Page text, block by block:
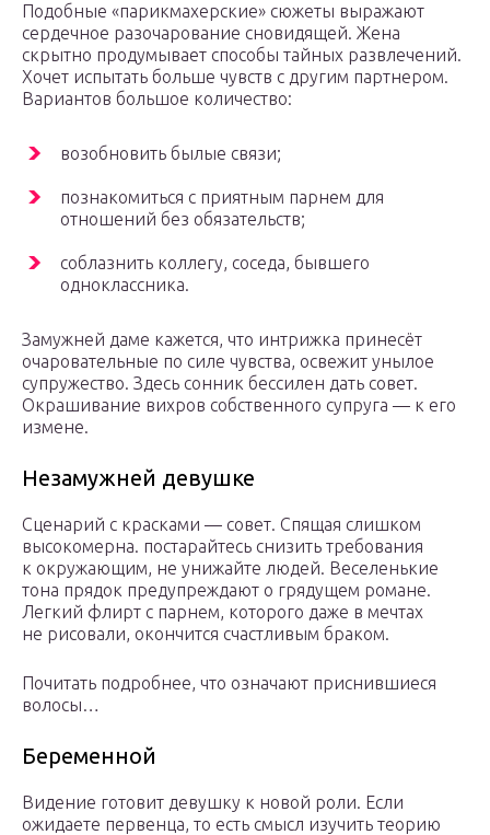
Подобные «парикмахерские» сюжеты выражают
сердечное разочарование сновидящей. Жена
скрытно продумывает способы тайных развлечений.
Хочет испытать больше чувств с другим партнером.
Вариантов большое количество:
возобновить былые связи;
познакомиться с приятным парнем для
отношений без обязательств;
соблазнить коллегу, соседа, бывшего
одноклассника.
Замужней даме кажется, что интрижка принесёт
очаровательные по силе чувства, освежит унылое
супружество. Здесь сонник бессилен дать совет.
Окрашивание вихров собственного супруга — к его
измене.
Незамужней девушке
Сценарий с красками — совет. Спящая слишком
высокомерна. постарайтесь снизить требования
к окружающим, не унижайте людей. Веселенькие
тона прядок предупреждают о грядущем романе.
Легкий флирт с парнем, которого даже в мечтах
не рисовали, окончится счастливым браком.
Почитать подробнее, что означают приснившиеся
волосы…
Беременной
Видение готовит девушку к новой роли. Если
ожидаете первенца, то есть смысл изучить теорию